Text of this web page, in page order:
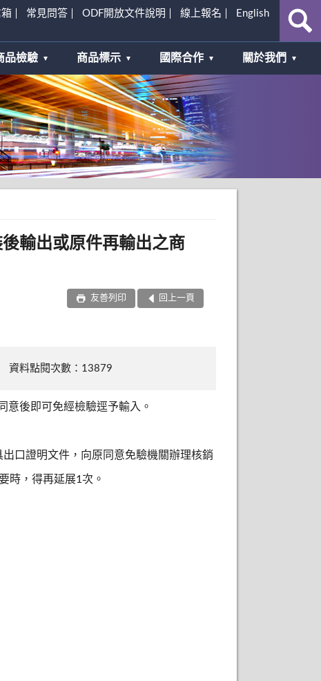
常見問答 ODF開放文件說明 線上報名 English
品檢驗 商品標示 國際合作 關於我們
輸出或原件再輸出之商
回上一頁
友善列印
資料點閱次數：13879
意後即可免經檢驗逕予輸入。
口證明文件，向原同意免驗機關辦理核銷
時，得再延展1次。